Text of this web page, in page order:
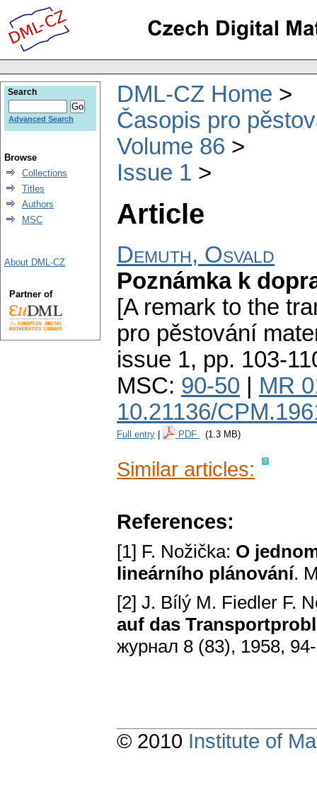
DML-CZ Home
Časopis pro
Volume 86
Issue 1
Article
Demuth, Osvald
Poznámka k
[A remark to the
pro pěstování
issue 1, pp. 103-
MSC: 90-50
MR
10.21136/
Full entry PDF (1.3 MB)
Similar articles:
References:
[1] F. Nožička: O
lineárního plánování.
[2] J. Bílý M. Fiedler F.
auf das
журнал 8 (83), 1958,
Search
Advanced Search
Browse
Collections
Titles
Authors
MSC
About DML-CZ
Partner of
© 2010 Institute of